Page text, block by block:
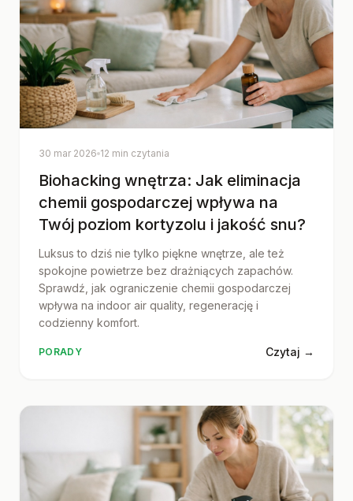
30 mar 2026 12 min czytania
Biohacking wnętrza: Jak eliminacja
chemii gospodarczej wpływa na
Twój poziom kortyzolu i jakość snu?
Luksus to dziś nie tylko piękne wnętrze, ale też
spokojne powietrze bez drażniących zapachów.
Sprawdź, jak ograniczenie chemii gospodarczej
wpływa na indoor air quality, regenerację i
codzienny komfort.
PORADY Czytaj →